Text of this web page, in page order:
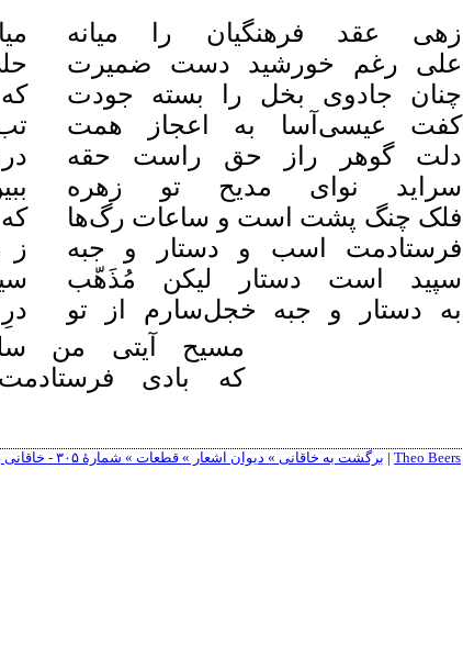
زهی عقد فرهنگیان را میانه
علی رغم خورشید دست ضمیرت
چنان جادوی بخل را بسته جودت
کفت عیسی‌آسا به اعجاز همت
دلت گوهر راز حق راست حقه
سراید نوای مدیح تو زهره
فلک چنگ پشت است و ساعات رگ‌ها
فرستادمت اسب و دستار و جبه
ز
سپید است دستار لیکن مُذَهّب
به دستار و جبه خجل‌سارم از تو
مسیح آیتی من
که بادی
Theo Beers
| برگشت به خاقانی » دیوان اشعار » قطعات » شمارهٔ ۳۰۵ - خاقانی برای دوستی اسب و این شعر را فرستاد